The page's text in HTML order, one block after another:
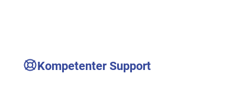
Kompetenter Support